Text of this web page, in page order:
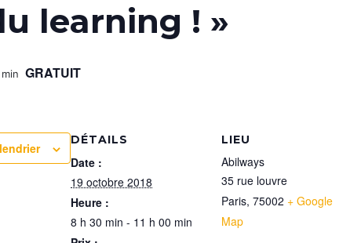
learning ! »
GRATUIT
DÉTAILS
Date :
19 octobre 2018
Heure :
8 h 30 min - 11 h 00 min
LIEU
Abilways
35 rue louvre
Paris, 75002 + Google
Map